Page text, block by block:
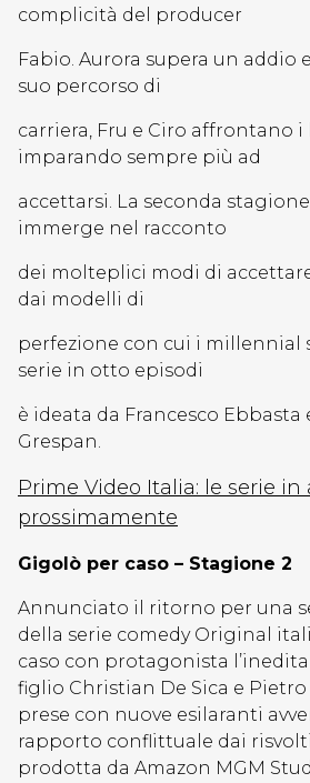
complicità del producer
Fabio. Aurora supera un addio
suo percorso di
carriera, Fru e Ciro affrontano
imparando sempre più ad
accettarsi. La seconda
immerge nel racconto
dei molteplici modi di
dai modelli di
perfezione con cui i millennial
serie in otto episodi
è ideata da Francesco Ebbasta
Grespan.
Prime Video Italia: le serie in
prossimamente
Gigolò per caso – Stagione 2
Annunciato il ritorno per una
della serie comedy Original
caso con protagonista
figlio Christian De Sica e
prese con nuove esilaranti
rapporto conflittuale dai
prodotta da Amazon MGM